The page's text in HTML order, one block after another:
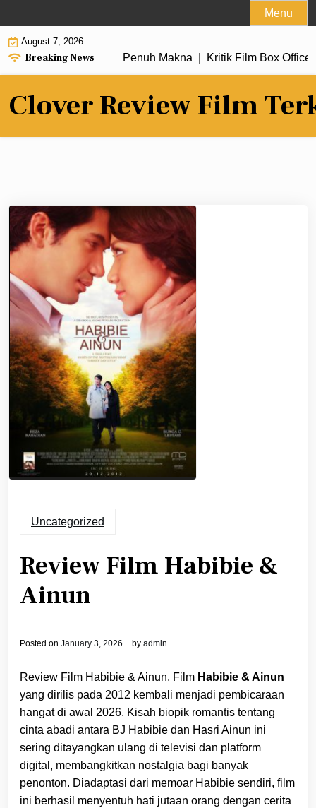
to
content
Menu
August 7, 2026
Breaking News
dengan Alur Cerita Penuh Makna |Kritik Film Box Office
Clover Review Film
Uncategorized
Review Film Habibie &
Ainun
Posted on January 3, 2026 by admin
Review Film Habibie & Ainun. Film Habibie & Ainun
yang dirilis pada 2012 kembali menjadi pembicaraan
hangat di awal 2026. Kisah biopik romantis tentang
cinta abadi antara BJ Habibie dan Hasri Ainun ini
sering ditayangkan ulang di televisi dan platform
digital, membangkitkan nostalgia bagi banyak
penonton. Diadaptasi dari memoar Habibie sendiri, film
ini berhasil menyentuh hati jutaan orang dengan cerita